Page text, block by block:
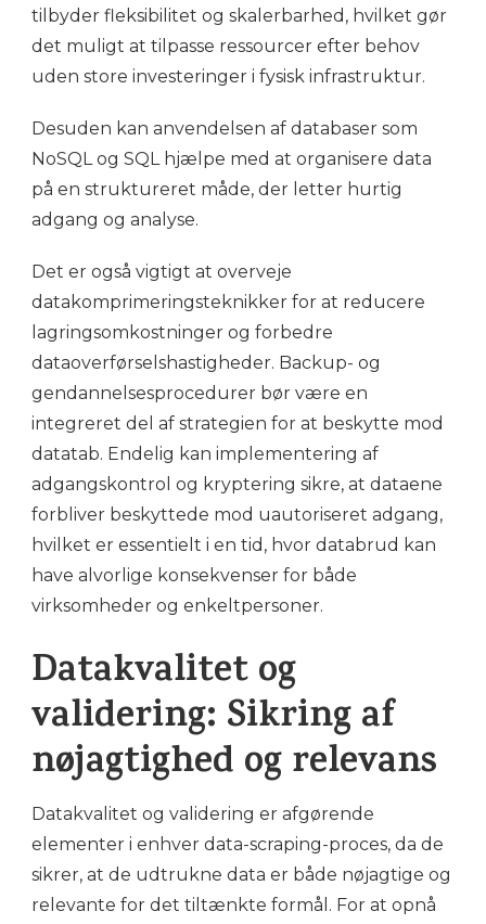
tilbyder fleksibilitet og skalerbarhed, hvilket gør
det muligt at tilpasse ressourcer efter behov
uden store investeringer i fysisk infrastruktur.
Desuden kan anvendelsen af databaser som
NoSQL og SQL hjælpe med at organisere data
på en struktureret måde, der letter hurtig
adgang og analyse.
Det er også vigtigt at overveje
datakomprimeringsteknikker for at reducere
lagringsomkostninger og forbedre
dataoverførselshastigheder. Backup- og
gendannelsesprocedurer bør være en
integreret del af strategien for at beskytte mod
datatab. Endelig kan implementering af
adgangskontrol og kryptering sikre, at dataene
forbliver beskyttede mod uautoriseret adgang,
hvilket er essentielt i en tid, hvor databrud kan
have alvorlige konsekvenser for både
virksomheder og enkeltpersoner.
Datakvalitet og
validering: Sikring af
nøjagtighed og relevans
Datakvalitet og validering er afgørende
elementer i enhver data-scraping-proces, da de
sikrer, at de udtrukne data er både nøjagtige og
relevante for det tiltænkte formål. For at opnå